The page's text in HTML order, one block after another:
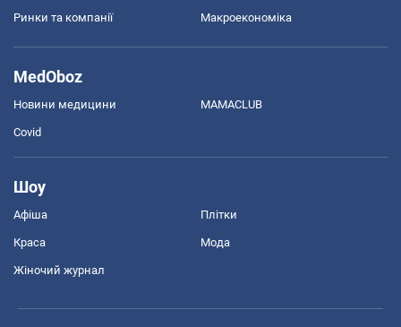
Ринки та компанії Макроекономіка
MedOboz
Новини медицини MAMACLUB
Covid
Шоу
Афіша Плітки
Краса Мода
Жіночий журнал